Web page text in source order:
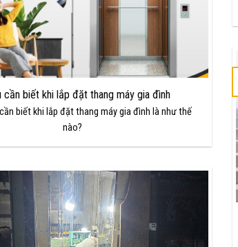
cần biết khi lắp đặt thang máy gia đình
biết khi lắp đặt thang máy gia đình là như thế
nào?